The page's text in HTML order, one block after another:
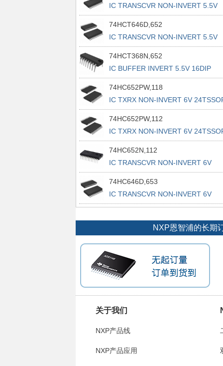
IC TRANSCVR NON-INVERT 5.5V
24SO
74HCT646D,652
IC TRANSCVR NON-INVERT 5.5V
24SO
74HCT368N,652
IC BUFFER INVERT 5.5V 16DIP
74HC652PW,118
IC TXRX NON-INVERT 6V
74HC652PW,112
IC TXRX NON-INVERT 6V
74HC652N,112
IC TRANSCVR NON-INVERT 6V
24DIP
74HC646D,653
IC TRANSCVR NON-INVERT 6V
24SO
NXP恩智浦的长期
关于我们
NXP产品线
NXP产品应用